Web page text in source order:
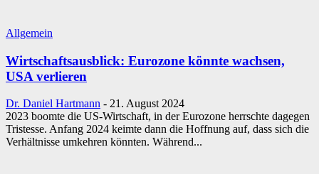
Allgemein
Wirtschaftsausblick: Eurozone könnte wachsen,
USA verlieren
Dr. Daniel Hartmann - 21. August 2024
2023 boomte die US-Wirtschaft, in der Eurozone herrschte dagegen
Tristesse. Anfang 2024 keimte dann die Hoffnung auf, dass sich die
Verhältnisse umkehren könnten. Während...